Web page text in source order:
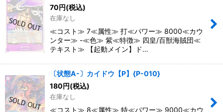
70円(税込)
在庫なし
≪コスト≫ 7≪属性≫ 打≪パワー≫ 8000≪カウ
ンター≫ -≪色≫ 紫≪特徴≫ 四皇/百獣海賊団≪
テキスト≫ 【起動メイン】ド…
〔状態A-〕カイドウ【P】{P-010}
180円(税込)
在庫なし
≪コスト≫ 8≪属性≫ 特≪パワー≫ 9000≪カウ